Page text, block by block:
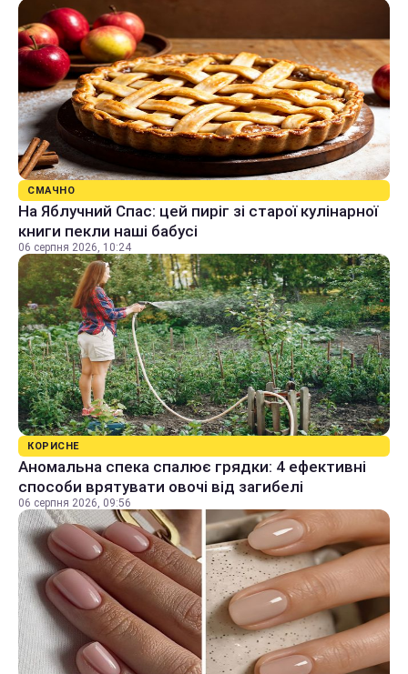
СМАЧНО
На Яблучний Спас: цей пиріг зі старої кулінарної
книги пекли наші бабусі
06 серпня 2026, 10:24
КОРИСНЕ
Аномальна спека спалює грядки: 4 ефективні
способи врятувати овочі від загибелі
06 серпня 2026, 09:56